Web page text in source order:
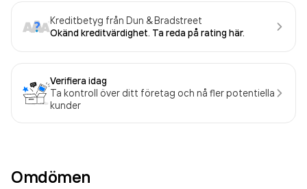
Kreditbetyg från Dun & Bradstreet
Okänd kreditvärdighet. Ta reda på rating här.
Verifiera idag
Ta kontroll över ditt företag och nå fler potentiella
kunder
Omdömen